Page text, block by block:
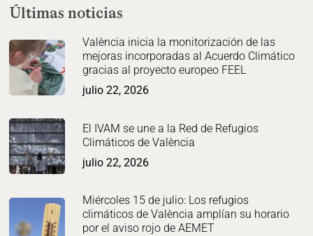
Últimas noticias
València inicia la monitorización de las
mejoras incorporadas al Acuerdo Climático
gracias al proyecto europeo FEEL
julio 22, 2026
El IVAM se une a la Red de Refugios
Climáticos de València
julio 22, 2026
Miércoles 15 de julio: Los refugios
climáticos de València amplían su horario
por el aviso rojo de AEMET